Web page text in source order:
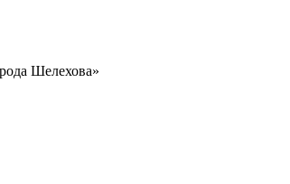
Шелехова»